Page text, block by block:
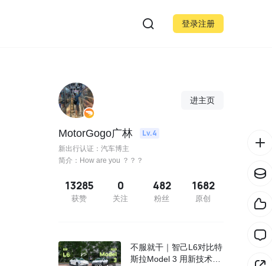
登录注册
进主页
MotorGogo广林 Lv.4
新出行认证：汽车博主
简介：How are you ？？？
13285
获赞
0
关注
482
粉丝
1682
原创
不服就干｜智己L6对比特
斯拉Model 3 用新技术挑